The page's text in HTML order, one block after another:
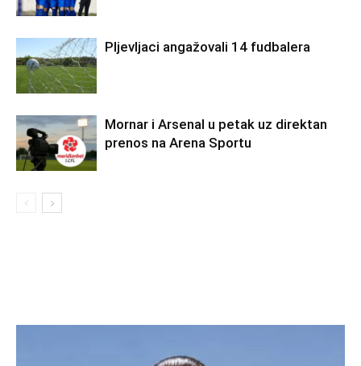
Pljevljaci angažovali 14 fudbalera
Mornar i Arsenal u petak uz direktan
prenos na Arena Sportu